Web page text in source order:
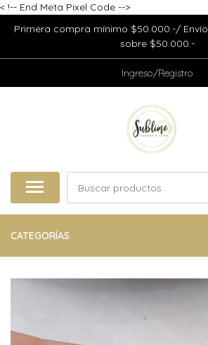
< !-- End Meta Pixel Code -->
Primera compra mínimo $50.000.-/
sobre $50.000.-
Ingreso/Registro
CATEGORÍAS